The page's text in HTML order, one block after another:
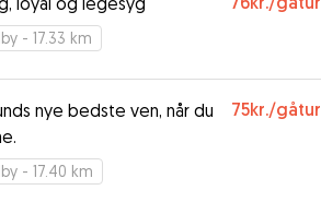
- 17.33 km
nye bedste ven, når du
75kr./gåtur
- 17.40 km